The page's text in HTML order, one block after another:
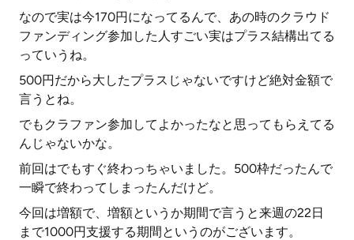
なので実は今170円になってるんで、あの時のクラウド
ファンディング参加した人すごい実はプラス結構出てる
っていうね。
500円だから大したプラスじゃないですけど絶対金額で
言うとね。
でもクラファン参加してよかったなと思ってもらえてる
んじゃないかな。
前回はでもすぐ終わっちゃいました。500枠だったんで
一瞬で終わってしまったんだけど。
今回は増額で、増額というか期間で言うと来週の22日
まで1000円支援する期間というのがございます。